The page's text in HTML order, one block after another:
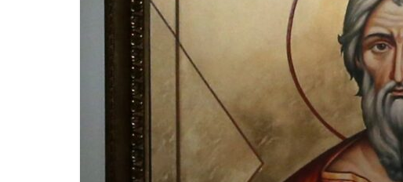
събития|
реклама|
минало|